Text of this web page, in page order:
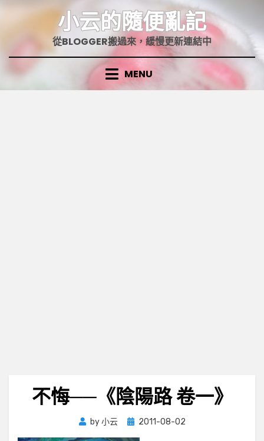
小云的隨便亂記
從BLOGGER搬過來，緩慢更新連結中
MENU
不悔──《陰陽路 卷一》
by小云
Posted
2011-08-02